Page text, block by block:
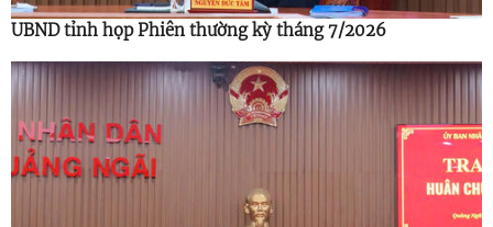
UBND tỉnh họp Phiên thường kỳ tháng 7/2026